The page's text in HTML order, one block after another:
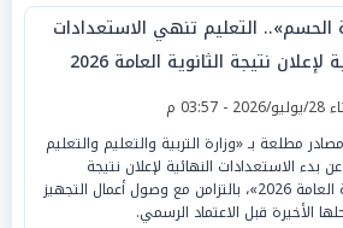
الحسم».. التعليم تنهي الاستعدادات
لإعلان نتيجة الثانوية العامة 2026
03:57 م
مطلعة بـ «وزارة التربية والتعليم والتعليم
بدء الاستعدادات النهائية لإعلان نتيجة
«الثانوية العامة 2026»، بالتزامن مع وصول أعمال التجهيز
الأخيرة قبل الاعتماد الرسمي.